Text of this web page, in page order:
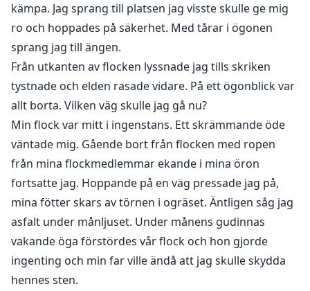
kämpa. Jag sprang till platsen jag visste skulle ge mig
ro och hoppades på säkerhet. Med tårar i ögonen
sprang jag till ängen.
Från utkanten av flocken lyssnade jag tills skriken
tystnade och elden rasade vidare. På ett ögonblick var
allt borta. Vilken väg skulle jag gå nu?
Min flock var mitt i ingenstans. Ett skrämmande öde
väntade mig. Gående bort från flocken med ropen
från mina flockmedlemmar ekande i mina öron
fortsatte jag. Hoppande på en väg pressade jag på,
mina fötter skars av törnen i ogräset. Äntligen såg jag
asfalt under månljuset. Under månens gudinnas
vakande öga förstördes vår flock och hon gjorde
ingenting och min far ville ändå att jag skulle skydda
hennes sten.